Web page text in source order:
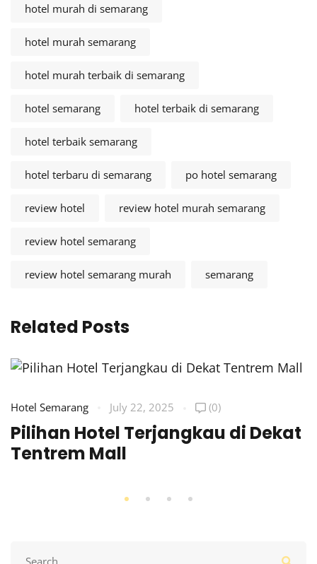
hotel murah di semarang
hotel murah semarang
hotel murah terbaik di semarang
hotel semarang hotel terbaik di semarang
hotel terbaik semarang
hotel terbaru di semarang po hotel semarang
review hotel review hotel murah semarang
review hotel semarang
review hotel semarang murah semarang
Related Posts
Hotel Semarang July 22, 2025 (0)
Pilihan Hotel Terjangkau di Dekat
Tentrem Mall